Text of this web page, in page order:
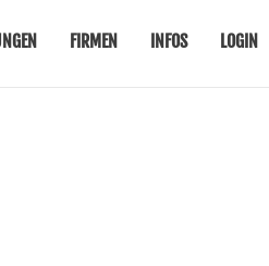
FIRMEN INFOS LOGIN